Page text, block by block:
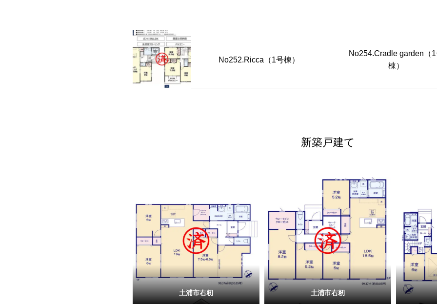
No252.Ricca（1号棟）
No254.Cradle garden（
棟）
新築戸建て
土浦市右籾 土浦市右籾